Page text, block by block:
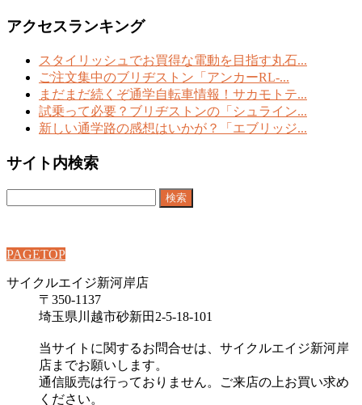
アクセスランキング
スタイリッシュでお買得な電動を目指す丸石...
ご注文集中のブリヂストン「アンカーRL-...
まだまだ続くぞ通学自転車情報！サカモトテ...
試乗って必要？ブリヂストンの「シュライン...
新しい通学路の感想はいかが？「エブリッジ...
サイト内検索
PAGETOP
サイクルエイジ新河岸店
〒350-1137
埼玉県川越市砂新田2-5-18-101
当サイトに関するお問合せは、サイクルエイジ新河岸
店までお願いします。
通信販売は行っておりません。ご来店の上お買い求め
ください。